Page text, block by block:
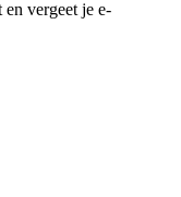
vergeet je e-